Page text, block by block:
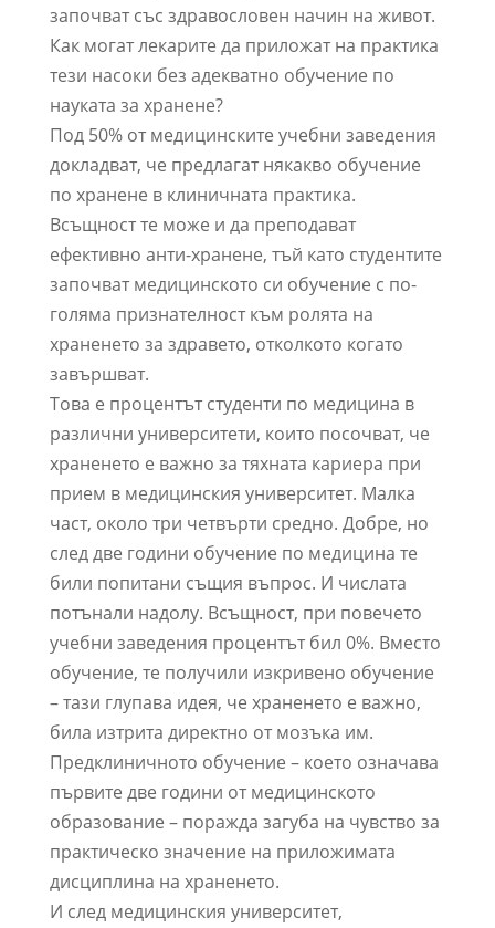
започват със здравословен начин на живот.
Как могат лекарите да приложат на практика
тези насоки без адекватно обучение по
науката за хранене?
Под 50% от медицинските учебни заведения
докладват, че предлагат някакво обучение
по хранене в клиничната практика.
Всъщност те може и да преподават
ефективно анти-хранене, тъй като студентите
започват медицинското си обучение с по-
голяма признателност към ролята на
храненето за здравето, отколкото когато
завършват.
Това е процентът студенти по медицина в
различни университети, които посочват, че
храненето е важно за тяхната кариера при
прием в медицинския университет. Малка
част, около три четвърти средно. Добре, но
след две години обучение по медицина те
били попитани същия въпрос. И числата
потънали надолу. Всъщност, при повечето
учебни заведения процентът бил 0%. Вместо
обучение, те получили изкривено обучение
– тази глупава идея, че храненето е важно,
била изтрита директно от мозъка им.
Предклиничното обучение – което означава
първите две години от медицинското
образование – поражда загуба на чувство за
практическо значение на приложимата
дисциплина на храненето.
И след медицинския университет,